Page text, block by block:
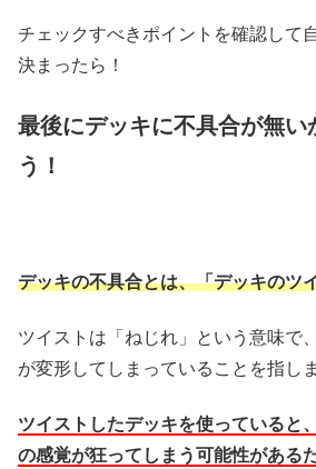
チェックすべきポイントを確認して
決まったら！
最後にデッキに不具合が無い
う！
デッキの不具合とは、「デッキのツ
ツイストは「ねじれ」という意味で
が変形してしまっていることを指しま
ツイストしたデッキを使っていると
の感覚が狂ってしまう可能性がある